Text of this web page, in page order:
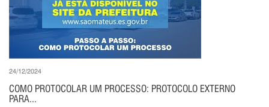
24/12/2024
COMO PROTOCOLAR UM PROCESSO: PROTOCOLO EXTERNO
PARA...